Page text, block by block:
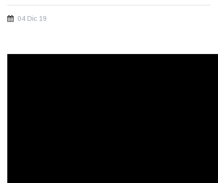
04 Dic 19